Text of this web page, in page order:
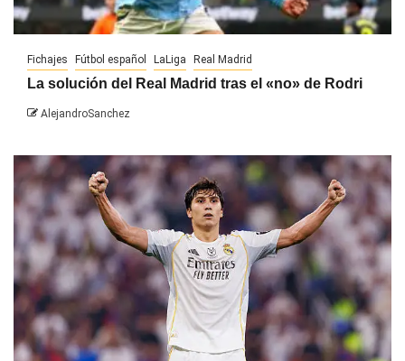
Fichajes Fútbol español LaLiga Real Madrid
La solución del Real Madrid tras el «no» de Rodri
AlejandroSanchez